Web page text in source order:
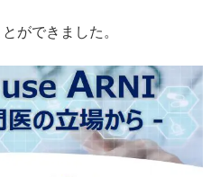
ができました。